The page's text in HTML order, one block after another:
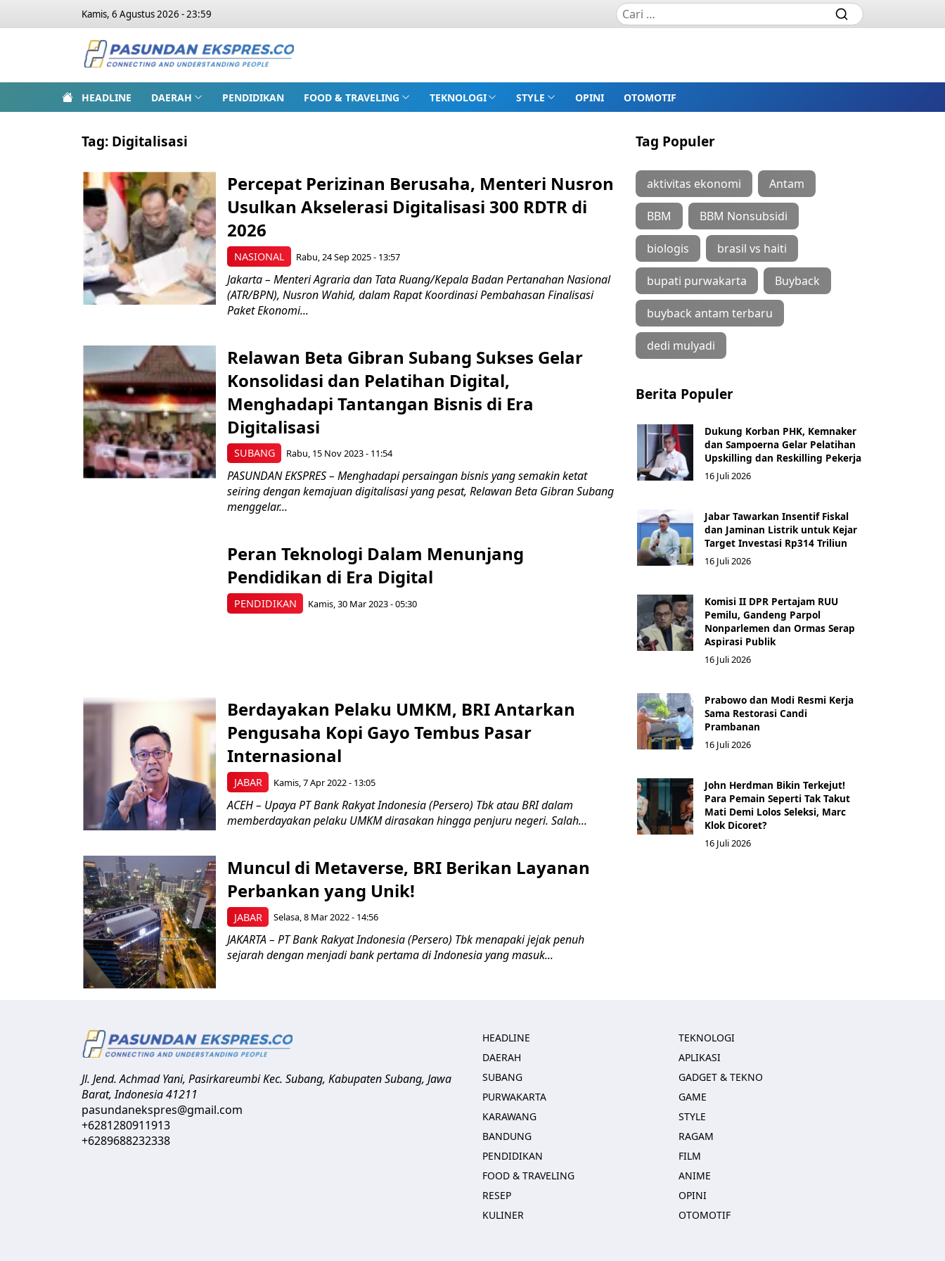
Kamis, 6 Agustus 2026 - 23:59
HEADLINE DAERAH PENDIDIKAN FOOD & TRAVELING TEKNOLOGI STYLE OPINI OTOMOTIF
Tag: Digitalisasi
NASIONAL
Percepat Perizinan Berusaha, Menteri Nusron
Usulkan Akselerasi Digitalisasi 300 RDTR di
2026
Rabu, 24 Sep 2025 - 13:57
Jakarta – Menteri Agraria dan Tata Ruang/Kepala Badan Pertanahan Nasional
(ATR/BPN), Nusron Wahid, dalam Rapat Koordinasi Pembahasan Finalisasi
Paket Ekonomi...
SUBANG
Relawan Beta Gibran Subang Sukses Gelar
Konsolidasi dan Pelatihan Digital,
Menghadapi Tantangan Bisnis di Era
Digitalisasi
Rabu, 15 Nov 2023 - 11:54
PASUNDAN EKSPRES – Menghadapi persaingan bisnis yang semakin ketat
seiring dengan kemajuan digitalisasi yang pesat, Relawan Beta Gibran Subang
menggelar...
PENDIDIKAN
Peran Teknologi Dalam Menunjang
Pendidikan di Era Digital
Kamis, 30 Mar 2023 - 05:30
JABAR
Berdayakan Pelaku UMKM, BRI Antarkan
Pengusaha Kopi Gayo Tembus Pasar
Internasional
Kamis, 7 Apr 2022 - 13:05
ACEH – Upaya PT Bank Rakyat Indonesia (Persero) Tbk atau BRI dalam
memberdayakan pelaku UMKM dirasakan hingga penjuru negeri. Salah...
JABAR
Muncul di Metaverse, BRI Berikan Layanan
Perbankan yang Unik!
Selasa, 8 Mar 2022 - 14:56
JAKARTA – PT Bank Rakyat Indonesia (Persero) Tbk menapaki jejak penuh
sejarah dengan menjadi bank pertama di Indonesia yang masuk...
Tag Populer
aktivitas ekonomi Antam
BBM BBM Nonsubsidi
biologis brasil vs haiti
bupati purwakarta Buyback
buyback antam terbaru
dedi mulyadi
Berita Populer
Dukung Korban PHK, Kemnaker
dan Sampoerna Gelar Pelatihan
Upskilling dan Reskilling Pekerja
16 Juli 2026
Jabar Tawarkan Insentif Fiskal
dan Jaminan Listrik untuk Kejar
Target Investasi Rp314 Triliun
16 Juli 2026
Komisi II DPR Pertajam RUU
Pemilu, Gandeng Parpol
Nonparlemen dan Ormas Serap
Aspirasi Publik
16 Juli 2026
Prabowo dan Modi Resmi Kerja
Sama Restorasi Candi
Prambanan
16 Juli 2026
John Herdman Bikin Terkejut!
Para Pemain Seperti Tak Takut
Mati Demi Lolos Seleksi, Marc
Klok Dicoret?
16 Juli 2026
Jl. Jend. Achmad Yani, PasirkareumbiKec. Subang, Kabupaten Subang, Jawa
Barat,Indonesia41211
pasundanekspres@gmail.com
+6281280911913
+6289688232338
HEADLINE
DAERAH
SUBANG
PURWAKARTA
KARAWANG
BANDUNG
PENDIDIKAN
FOOD & TRAVELING
RESEP
KULINER
TEKNOLOGI
APLIKASI
GADGET & TEKNO
GAME
STYLE
RAGAM
FILM
ANIME
OPINI
OTOMOTIF